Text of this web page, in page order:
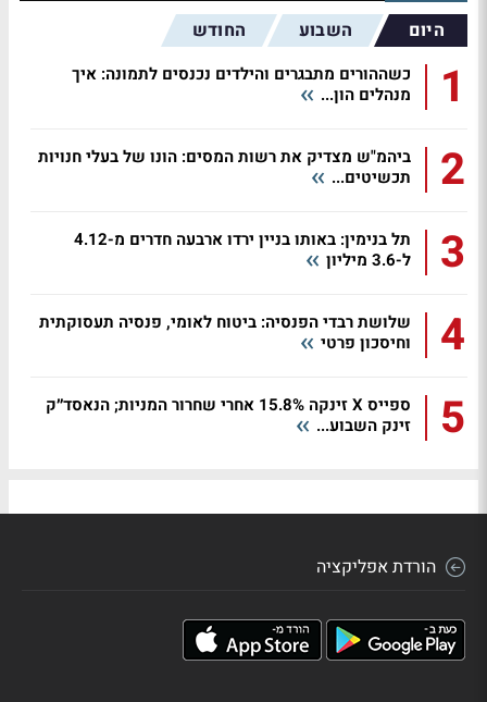
היום השבוע החודש
1
כשההורים מתבגרים והילדים נכנסים לתמונה: איך
מנהלים הון...
2
ביהמ"ש מצדיק את רשות המסים: הונו של בעלי חנויות
תכשיטים...
3
תל בנימין: באותו בניין ירדו ארבעה חדרים מ-4.12
ל-3.6 מיליון
4
שלושת רבדי הפנסיה: ביטוח לאומי, פנסיה תעסוקתית
וחיסכון פרטי
5
ספייס X זינקה 15.8% אחרי שחרור המניות; הנאסד״ק
זינק השבוע...
הורדת אפליקציה